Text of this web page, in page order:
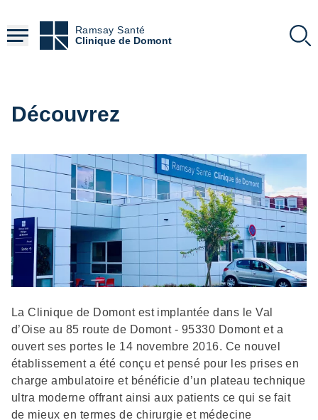
contenu
principal
Ramsay Santé
Clinique de Domont
Découvrez
Description
La Clinique de Domont est implantée dans le Val
d’Oise au 85 route de Domont - 95330 Domont et a
ouvert ses portes le 14 novembre 2016. Ce nouvel
établissement a été conçu et pensé pour les prises en
charge ambulatoire et bénéficie d’un plateau technique
ultra moderne offrant ainsi aux patients ce qui se fait
de mieux en termes de chirurgie et médecine